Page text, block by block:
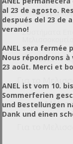
Μεταφορά
Συστήματα
Μελίσσια -
Για το
Για τις
Για το
al 23 de agosto.
después del 23 de
verano!
ANEL sera fermée
Nous répondrons
23 août. Merci et
ANEL ist vom 10.
Sommerferien
und Bestellungen
Dank und einen